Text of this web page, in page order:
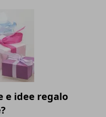
e idee regalo